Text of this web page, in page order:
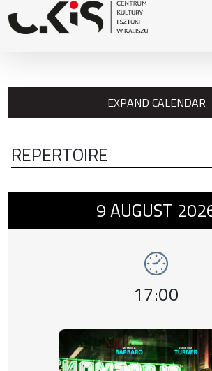
Skip to content
EXPAND CALENDAR
REPERTOIRE
Event number 1: Tylko
9AUGUST
Event time,
17:00